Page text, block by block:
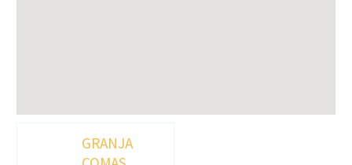
GRANJA